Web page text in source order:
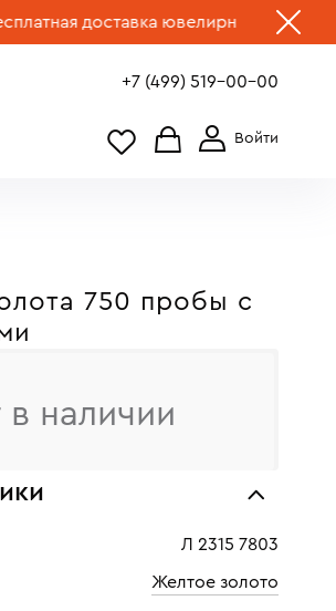
доставка ювелирных изделий по
+7 (499) 519-00-00
750 пробы c
в наличии
Л 2315 7803
Желтое золото